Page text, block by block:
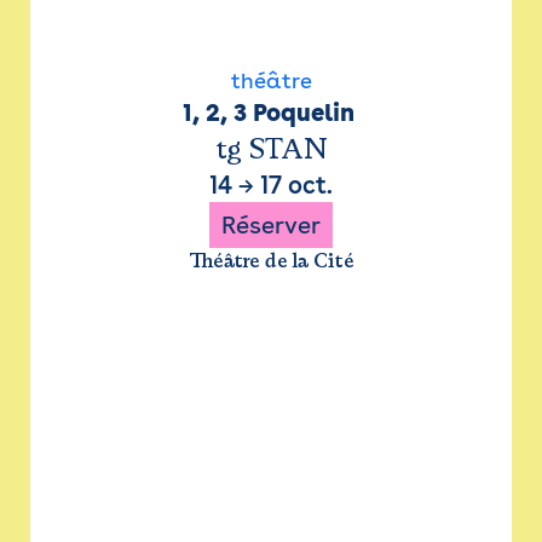
théâtre
1, 2, 3 Poquelin
tg STAN
14 → 17 oct.
Réserver
Théâtre de la Cité